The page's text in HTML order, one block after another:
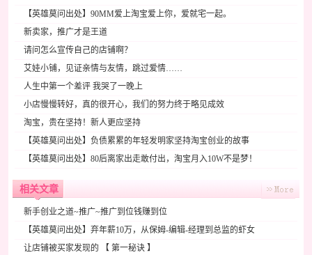
【英雄莫问出处】90MM爱上淘宝爱上你，爱就宅一起。
新卖家，推广才是王道
请问怎么宣传自己的店铺啊？
艾娃小铺，见证亲情与友情，跳过爱情……
人生中第一个差评 我哭了一晚上
小店慢慢转好，真的很开心，我们的努力终于略见成效
淘宝，贵在坚持！新人更应坚持
【英雄莫问出处】负债累累的年轻发明家坚持淘宝创业的故事
【英雄莫问出处】80后离家出走敢付出，淘宝月入10W不是梦！
相关文章
新手创业之道~推广~推广到位钱赚到位
【英雄莫问出处】弃年薪10万，从保姆-编辑-经理到总监的虾女
让店铺被买家发现的 【 第一秘诀 】